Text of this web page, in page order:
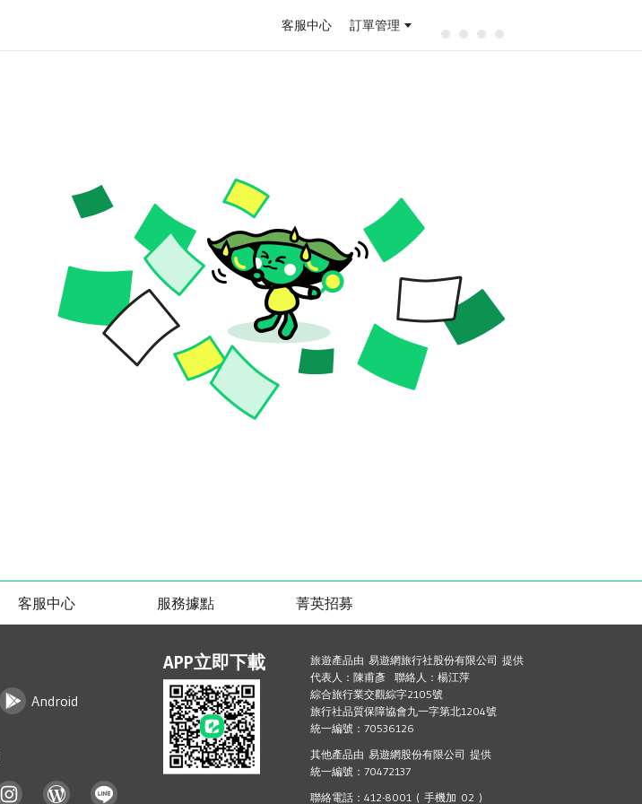
客服中心 訂單管理
客服中心 服務據點 菁英招募
Android
APP立即下載
旅遊產品由 易遊網旅行社股份有限公司 提供
代表人：陳甫彥 聯絡人：楊江萍
綜合旅行業交觀綜字2105號
旅行社品質保障協會九一字第北1204號
統一編號：70536126
其他產品由 易遊網股份有限公司 提供
統一編號：70472137
聯絡電話：412-8001 ( 手機加 02 )